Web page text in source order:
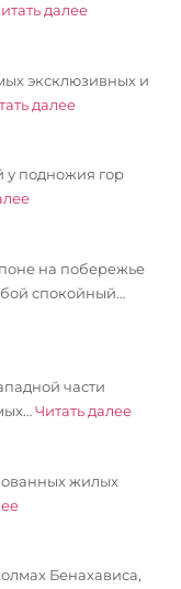
далее
эксклюзивных и
далее
у подножия гор
на побережье
спокойный…
части
Читать далее
жилых
Бенахависа,